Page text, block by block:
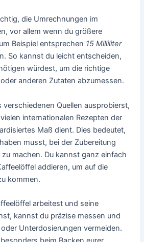
die Umrechnungen im
vor allem wenn du größere
Beispiel entsprechen 15 Milliliter
So kannst du leicht entscheiden,
würdest, um die richtige
anderen Zutaten abzumessen.
verschiedenen Quellen ausprobierst,
internationalen Rezepten der
Maß dient. Dies bedeutet,
musst, bei der Zubereitung
zu machen. Du kannst ganz einfach
addieren, um auf die
kommen.
arbeitest und seine
kannst du präzise messen und
Unterdosierungen vermeiden.